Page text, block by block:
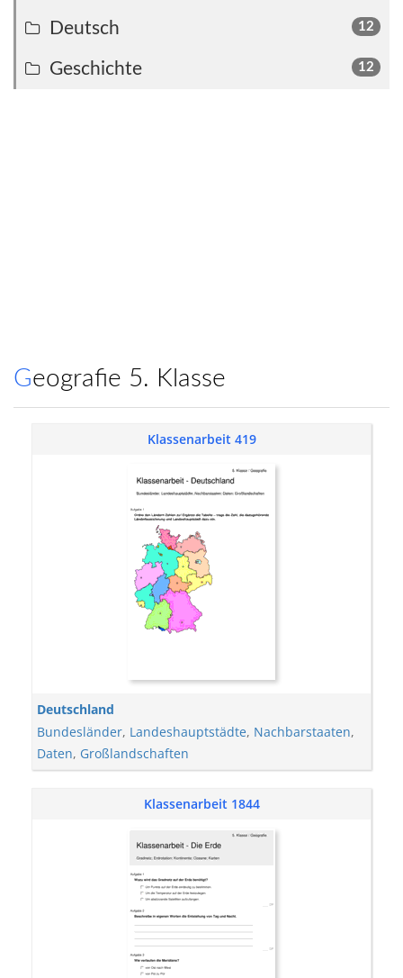
12
Deutsch
12
Geschichte
Geografie 5. Klasse
Klassenarbeit 419
Deutschland
Bundesländer, Landeshauptstädte, Nachbarstaaten,
Daten, Großlandschaften
Klassenarbeit 1844